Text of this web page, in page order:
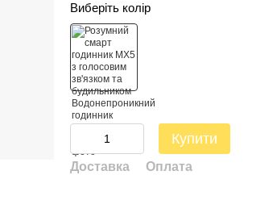
Виберіть колір
Купити
Доставка Оплата